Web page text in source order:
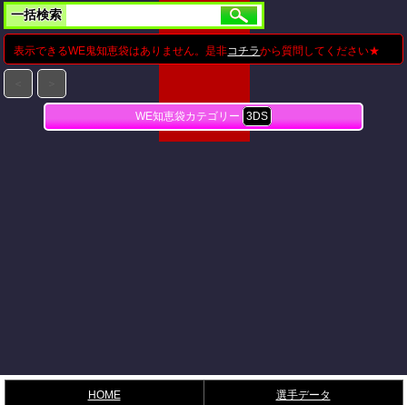
一括検索
表示できるWE鬼知恵袋はありません。是非コチラから質問してください★
WE知恵袋カテゴリー 3DS
HOME 選手データ